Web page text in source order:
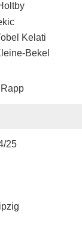
Kelati
Bekel
25